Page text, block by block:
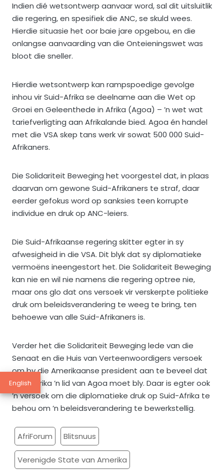
Indien dié wetsontwerp aanvaar word, sal dit uitsluitlik
die regering, en spesifiek die ANC, se skuld wees.
Hierdie situasie het oor baie jare opgebou, en die
onlangse aanvaarding van die Onteieningswet was
bloot die sneller.
Hierdie wetsontwerp kan rampspoedige gevolge
inhou vir Suid-Afrika se deelname aan die Wet op
Groei en Geleenthede in Afrika (Agoa) – ’n wet wat
tariefverligting aan Afrikalande bied. Agoa én handel
met die VSA skep tans werk vir sowat 500 000 Suid-
Afrikaners.
Die Solidariteit Beweging het voorgestel dat, in plaas
daarvan om gewone Suid-Afrikaners te straf, daar
eerder gefokus word op sanksies teen korrupte
individue en druk op ANC-leiers.
Die Suid-Afrikaanse regering skitter egter in sy
afwesigheid in die VSA. Dit blyk dat sy diplomatieke
vermoëns ineengestort het. Die Solidariteit Beweging
kan nie en wil nie namens die regering optree nie,
maar ons glo dat ons versoek vir verskerpte politieke
druk om beleidsverandering te weeg te bring, ten
behoewe van alle Suid-Afrikaners is.
Verder het die Solidariteit Beweging lede van die
Senaat en die Huis van Verteenwoordigers versoek
om by die Amerikaanse president aan te beveel dat
Suid-Afrika ’n lid van Agoa moet bly. Daar is egter ook
’n versoek om die diplomatieke druk op Suid-Afrika te
behou om ’n beleidsverandering te bewerkstellig.
AfriForum Blitsnuus
Verenigde State van Amerika
English